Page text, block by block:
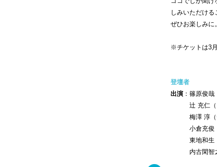
しみいただけ
ぜひお楽しみに
※チケットは3
登壇者
出演 ：篠原俊
辻 充仁（ア
梅澤 淳（チ
小倉充俊（チ
東地和生（
内古閑智之